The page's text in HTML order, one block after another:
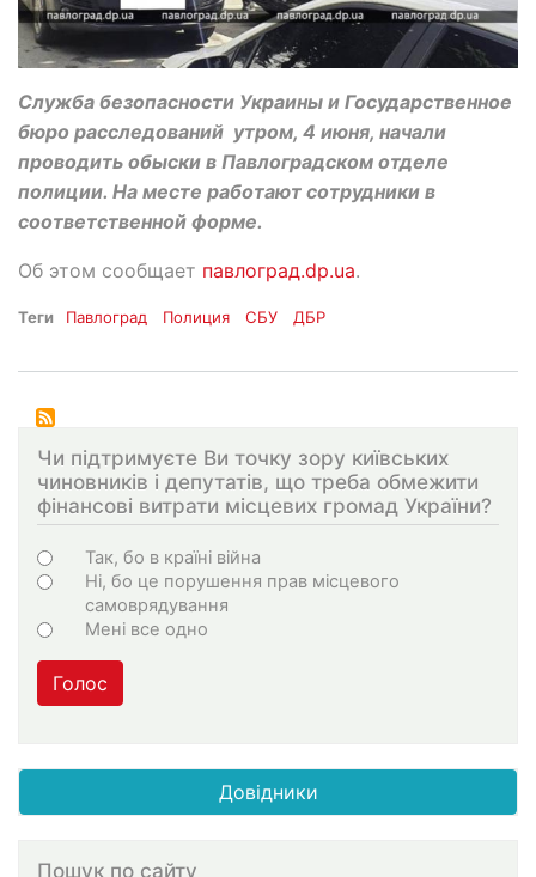
Служба безопасности Украины и Государственное
бюро расследований утром, 4 июня, начали
проводить обыски в Павлоградском отделе
полиции. На месте работают сотрудники в
соответственной форме.
Об этом сообщает павлоград.dp.ua.
Теги Павлоград Полиция СБУ ДБР
Чи підтримуєте Ви точку зору київських
чиновників і депутатів, що треба обмежити
фінансові витрати місцевих громад України?
Choices
Так, бо в країні війна
Ні, бо це порушення прав місцевого
самоврядування
Мені все одно
Голос
Довідники
Пошук по сайту